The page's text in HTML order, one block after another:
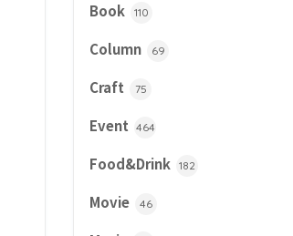
Book 110
Column 69
Craft 75
Event 464
Food&Drink 182
Movie 46